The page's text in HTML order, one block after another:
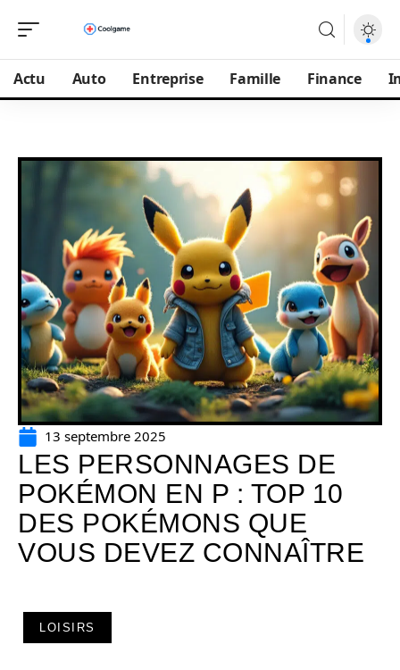
Actu Auto Entreprise Famille Finance
13 septembre 2025
LES PERSONNAGES DE
POKÉMON EN P : TOP 10
DES POKÉMONS QUE
VOUS DEVEZ CONNAÎTRE
LOISIRS